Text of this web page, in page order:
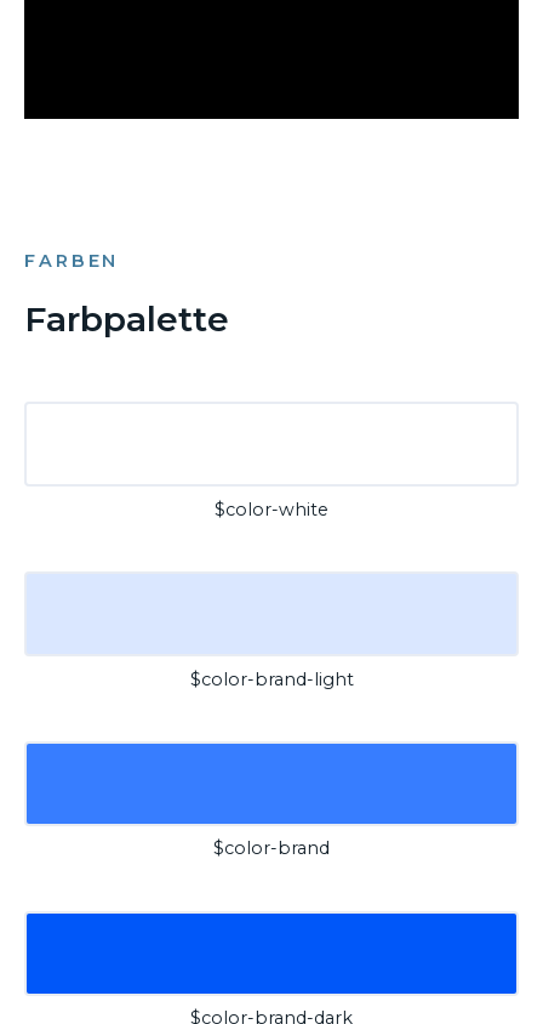
FARBEN
Farbpalette
$color-white
$color-brand-light
$color-brand
$color-brand-dark